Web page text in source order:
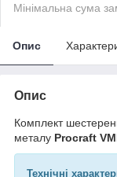
Мінімальна сума
Опис
Опис
Комплект
металу Procraft
Технічні